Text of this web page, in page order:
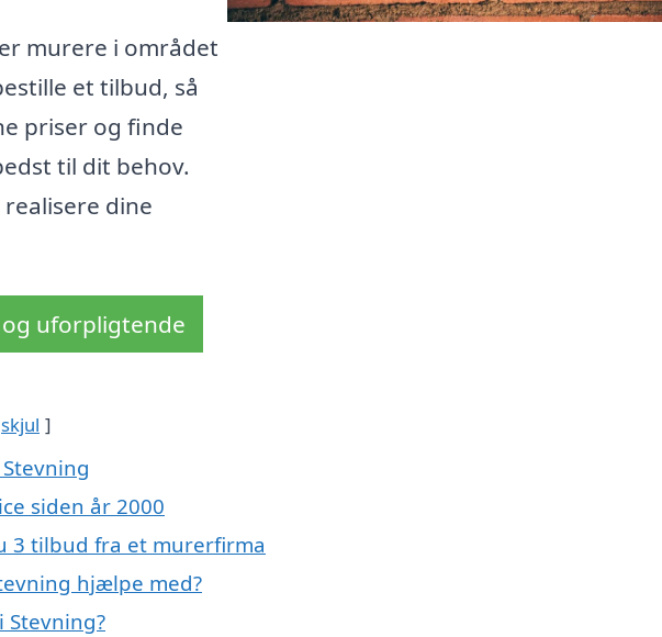
murere i området
et tilbud, så
priser og finde
til dit behov.
dine
uforpligtende
skjul
siden år 2000
3 tilbud fra et murerfirma
hjælpe med?
Stevning?